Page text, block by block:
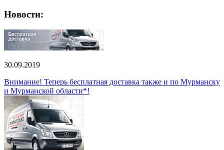
Новости:
30.09.2019
Внимание! Теперь бесплатная доставка также и по Мурманску
и Мурманской области*!